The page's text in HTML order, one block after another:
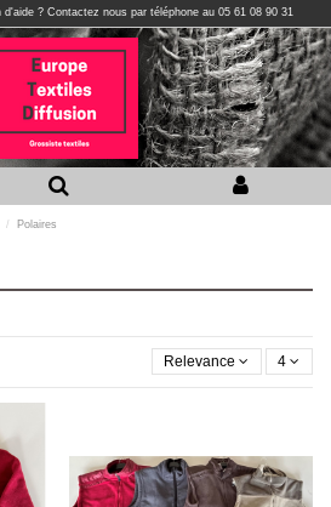
d'aide ? Contactez nous par téléphone au 05 61 08 90 31
Polaires
Relevance 4